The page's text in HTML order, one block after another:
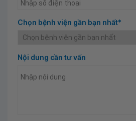
Chọn bệnh viện gần bạn nhất*
Nội dung cần tư vấn